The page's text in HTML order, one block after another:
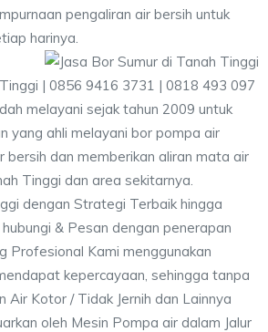
pengaliran air bersih untuk
harinya.
| 0856 9416 3731 | 0818 493 097
melayani sejak tahun 2009 untuk
yang ahli melayani bor pompa air
bersih dan memberikan aliran mata air
Tinggi dan area sekitarnya.
dengan Strategi Terbaik hingga
& Pesan dengan penerapan
Profesional Kami menggunakan
kepercayaan, sehingga tanpa
Air Kotor / Tidak Jernih dan Lainnya
oleh Mesin Pompa air dalam Jalur